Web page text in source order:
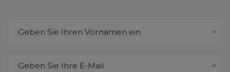
Geben Sie Ihren Vornamen ein
Geben Sie Ihre E-Mail